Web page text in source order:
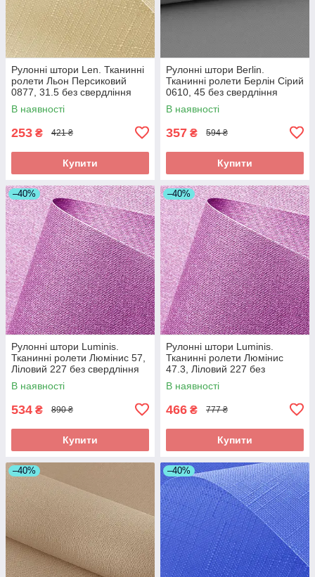
Рулонні штори Len. Тканинні
ролети Льон Персиковий
0877, 31.5 без свердління
В наявності
253 ₴ 421 ₴
Купити
Рулонні штори Berlin.
Тканинні ролети Берлін Сірий
0610, 45 без свердління
В наявності
357 ₴ 594 ₴
Купити
–40%
Рулонні штори Luminis.
Тканинні ролети Люмінис 57,
Ліловий 227 без свердління
В наявності
534 ₴ 890 ₴
Купити
–40%
Рулонні штори Luminis.
Тканинні ролети Люмінис
47.3, Ліловий 227 без
свердління
В наявності
466 ₴ 777 ₴
Купити
–40% –40%